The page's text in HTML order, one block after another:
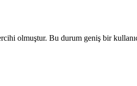
olmuştur. Bu durum geniş bir